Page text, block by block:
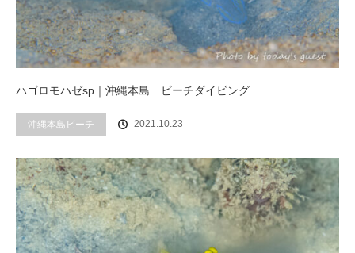
ハゴロモハゼsp｜沖縄本島 ビーチダイビング
沖縄本島ビーチ 2021.10.23